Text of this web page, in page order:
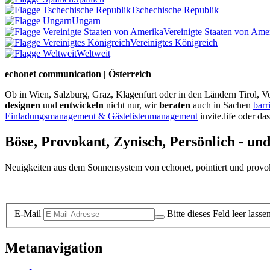
Tschechische Republik
Ungarn
Vereinigte Staaten von
Vereinigtes Königreich
Weltweit
echonet communication | Österreich
Ob in Wien, Salzburg, Graz, Klagenfurt oder in den Ländern Tirol,
designen und entwickeln nicht nur, wirberaten auch in Sachen
Einladungsmanagement & Gästelistenmanagement invite.life oder
Böse, Provokant, Zynisch, Persönlich -
Neuigkeiten aus dem Sonnensystem von echonet, pointiert und
E-Mail Bitte dieses Feld leer
Metanavigation